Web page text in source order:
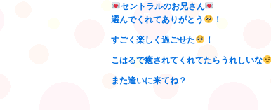
セントラルのお兄さん
選んでくれてありがとう
！
すごく楽しく過ごせた
！
こはるで癒されてくれてたらうれしいな
また逢いに来てね？